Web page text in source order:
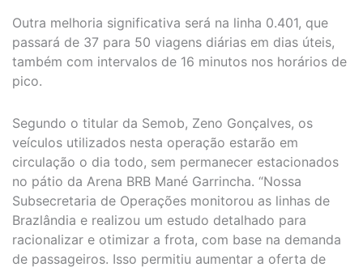
Outra melhoria significativa será na linha 0.401, que
passará de 37 para 50 viagens diárias em dias úteis,
também com intervalos de 16 minutos nos horários de
pico.
Segundo o titular da Semob, Zeno Gonçalves, os
veículos utilizados nesta operação estarão em
circulação o dia todo, sem permanecer estacionados
no pátio da Arena BRB Mané Garrincha. “Nossa
Subsecretaria de Operações monitorou as linhas de
Brazlândia e realizou um estudo detalhado para
racionalizar e otimizar a frota, com base na demanda
de passageiros. Isso permitiu aumentar a oferta de